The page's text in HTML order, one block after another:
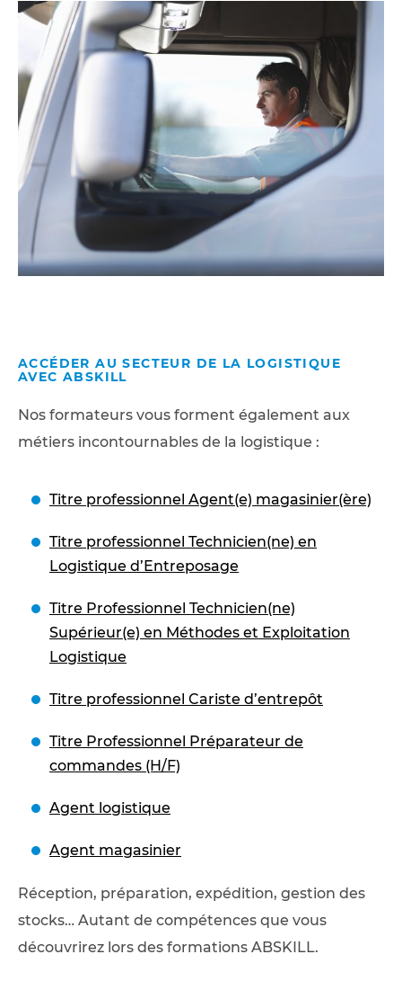
ACCÉDER AU SECTEUR DE LA LOGISTIQUE
AVEC ABSKILL
Nos formateurs vous forment également aux
métiers incontournables de la logistique :
Titre professionnel Agent(e) magasinier(ère)
Titre professionnel Technicien(ne) en
Logistique d’Entreposage
Titre Professionnel Technicien(ne)
Supérieur(e) en Méthodes et Exploitation
Logistique
Titre professionnel Cariste d’entrepôt
Titre Professionnel Préparateur de
commandes (H/F)
Agent logistique
Agent magasinier
Réception, préparation, expédition, gestion des
stocks… Autant de compétences que vous
découvrirez lors des formations ABSKILL.